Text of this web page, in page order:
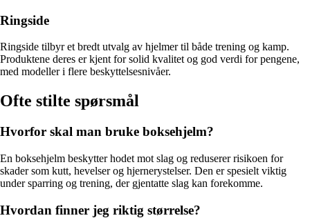
Ringside
Ringside tilbyr et bredt utvalg av hjelmer til både trening og kamp.
Produktene deres er kjent for solid kvalitet og god verdi for pengene,
med modeller i flere beskyttelsesnivåer.
Ofte stilte spørsmål
Hvorfor skal man bruke boksehjelm?
En boksehjelm beskytter hodet mot slag og reduserer risikoen for
skader som kutt, hevelser og hjernerystelser. Den er spesielt viktig
under sparring og trening, der gjentatte slag kan forekomme.
Hvordan finner jeg riktig størrelse?